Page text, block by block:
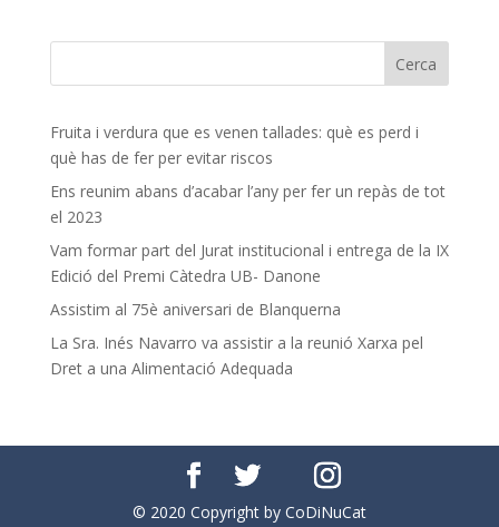
Fruita i verdura que es venen tallades: què es perd i
què has de fer per evitar riscos
Ens reunim abans d’acabar l’any per fer un repàs de tot
el 2023
Vam formar part del Jurat institucional i entrega de la IX
Edició del Premi Càtedra UB- Danone
Assistim al 75è aniversari de Blanquerna
La Sra. Inés Navarro va assistir a la reunió Xarxa pel
Dret a una Alimentació Adequada
© 2020 Copyright by CoDiNuCat